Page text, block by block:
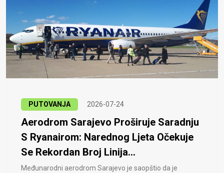
PUTOVANJA 2026-07-24
Aerodrom Sarajevo Proširuje Saradnju
S Ryanairom: Narednog Ljeta Očekuje
Se Rekordan Broj Linija...
Međunarodni aerodrom Sarajevo je saopštio da je